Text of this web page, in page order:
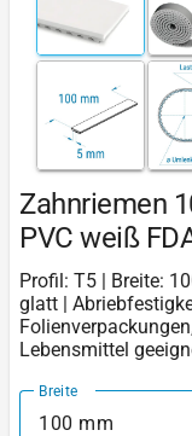
Zahnriemen
PVC weiß
Profil: T5 | Breite:
glatt |
Lebensmittel
Breite
100 mm